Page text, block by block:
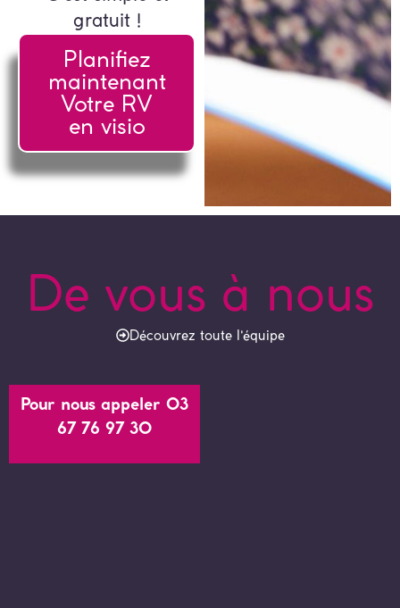
gratuit !
Planifiez
maintenant
Votre RV
en visio
De vous à nous
Découvrez toute l'équipe
Pour nous appeler 03
67 76 97 30